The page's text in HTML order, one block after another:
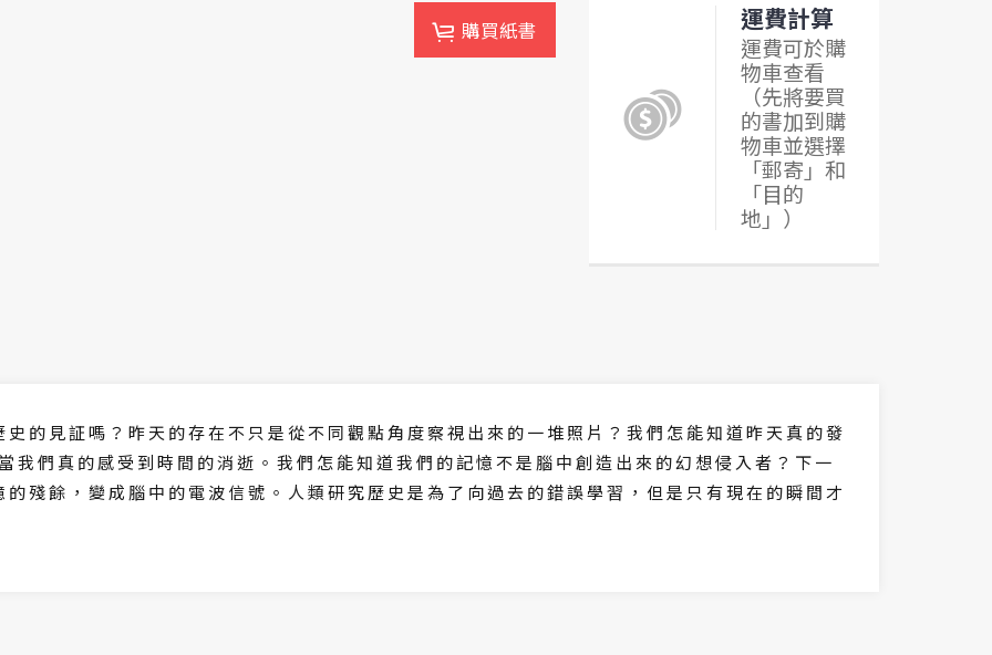
購買紙書 運費計算
運費可於購
物車查看
（先將要買
的書加到購
物車並選擇
「郵寄」和
「目的
地」）
的 見 証 嗎 ？ 昨 天 的 存 在 不 只 是 從 不 同 觀 點 角 度 察 視 出 來 的 一 堆 照 片 ？ 我 們 怎 能 知 道 昨 天 真 的 發
我 們 真 的 感 受 到 時 間 的 消 逝 。 我 們 怎 能 知 道 我 們 的 記 憶 不 是 腦 中 創 造 出 來 的 幻 想 侵 入 者 ？ 下 一
殘 餘 ， 變 成 腦 中 的 電 波 信 號 。 人 類 研 究 歷 史 是 為 了 向 過 去 的 錯 誤 學 習 ， 但 是 只 有 現 在 的 瞬 間 才